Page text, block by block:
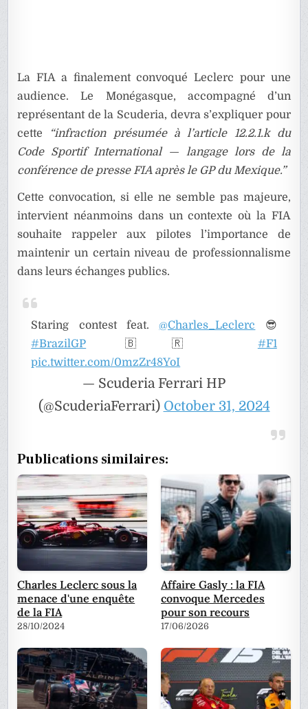
La FIA a finalement convoqué Leclerc pour une
audience. Le Monégasque, accompagné d’un
représentant de la Scuderia, devra s’expliquer pour
cette
“infraction présumée à l’article 12.2.1.k du
Code Sportif International — langage lors de la
conférence de presse FIA après le GP du Mexique.”
Cette convocation, si elle ne semble pas majeure,
intervient néanmoins dans un contexte où la FIA
souhaite rappeler aux pilotes l’importance de
maintenir un certain niveau de professionnalisme
dans leurs échanges publics.
Staring contest feat.@Charles_Leclerc 😎
#BrazilGP 🇧🇷 #F1
pic.twitter.com/0mzZr48YoI
— Scuderia Ferrari HP
(@ScuderiaFerrari) October 31, 2024
Publications similaires:
Charles Leclerc sous la
menace d'une enquête
de la FIA
28/10/2024
Affaire Gasly : la FIA
convoque Mercedes
pour son recours
17/06/2026